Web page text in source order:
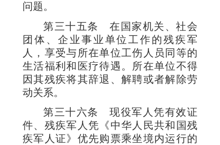
问题。
第三十五条在国家机关、社会
团体、企业事业单位工作的残疾军
人，享受与所在单位工伤人员同等的
生活福利和医疗待遇。所在单位不得
因其残疾将其辞退、解聘或者解除劳
动关系。
第三十六条现役军人凭有效证
件、残疾军人凭《中华人民共和国残
疾军人证》优先购票乘坐境内运行的